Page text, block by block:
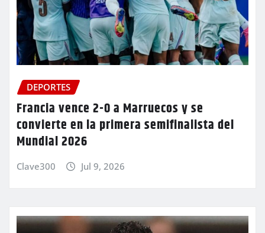
DEPORTES
Francia vence 2-0 a Marruecos y se
convierte en la primera semifinalista del
Mundial 2026
Clave300 Jul 9, 2026